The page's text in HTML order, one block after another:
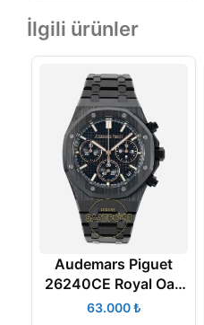
İlgili ürünler
Audemars Piguet
26240CE Royal Oak
41mm Full Black
₺